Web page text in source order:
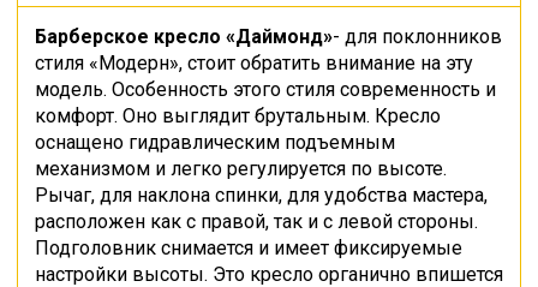
Барберское кресло «Даймонд»- для поклонников
стиля «Модерн», стоит обратить внимание на эту
модель. Особенность этого стиля современность и
комфорт. Оно выглядит брутальным. Кресло
оснащено гидравлическим подъемным
механизмом и легко регулируется по высоте.
Рычаг, для наклона спинки, для удобства мастера,
расположен как с правой, так и с левой стороны.
Подголовник снимается и имеет фиксируемые
настройки высоты. Это кресло органично впишется